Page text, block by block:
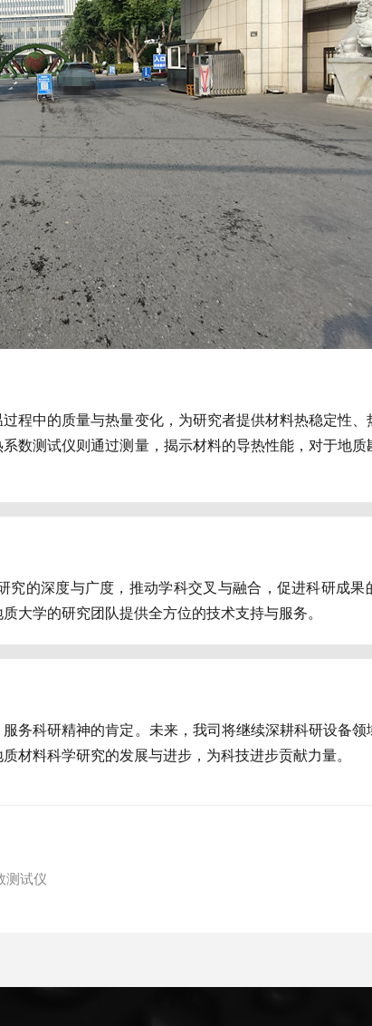
程中的质量与热量变化，为研究者提供材料热稳定性、
数测试仪则通过测量，揭示材料的导热性能，对于地质
的深度与广度，推动学科交叉与融合，促进科研成果
大学的研究团队提供全方位的技术支持与服务。
务科研精神的肯定。未来，我司将继续深耕科研设备领
材料科学研究的发展与进步，为科技进步贡献力量。
测试仪